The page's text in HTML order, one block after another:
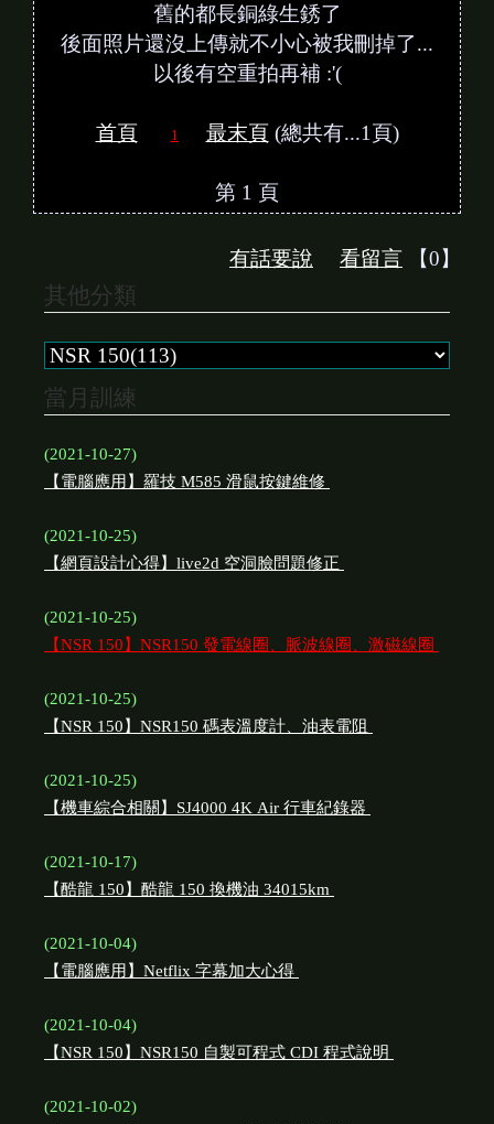
舊的都長銅綠生銹了
後面照片還沒上傳就不小心被我刪掉了...
以後有空重拍再補 :'(
首頁 1 最末頁(總共有...1頁)
第 1 頁
有話要說 看留言 【0】
其他分類
當月訓練
(2021-10-27)
【電腦應用】羅技 M585 滑鼠按鍵維修
(2021-10-25)
【網頁設計心得】live2d 空洞臉問題修正
(2021-10-25)
【NSR 150】NSR150 發電線圈、脈波線圈、激磁線圈
(2021-10-25)
【NSR 150】NSR150 碼表溫度計、油表電阻
(2021-10-25)
【機車綜合相關】SJ4000 4K Air 行車紀錄器
(2021-10-17)
【酷龍 150】酷龍 150 換機油 34015km
(2021-10-04)
【電腦應用】Netflix 字幕加大心得
(2021-10-04)
【NSR 150】NSR150 自製可程式 CDI 程式說明
(2021-10-02)